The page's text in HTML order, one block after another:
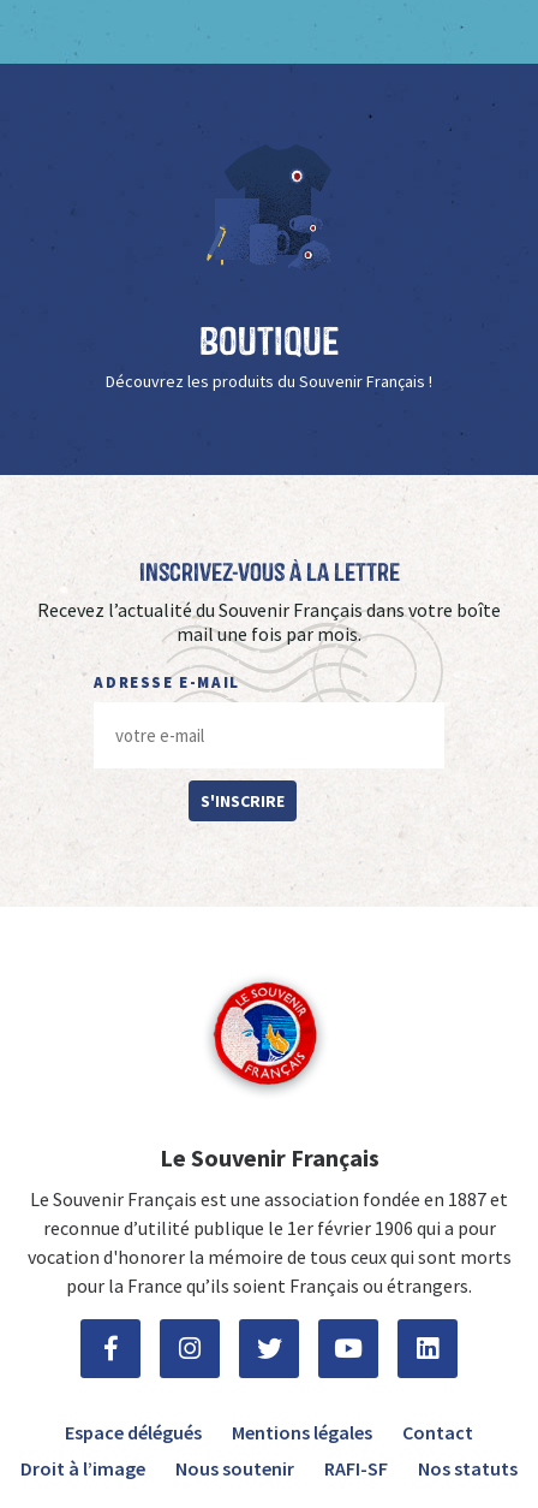
Boutique
Découvrez les produits du Souvenir Français !
Inscrivez-vous à La Lettre
Recevez l’actualité du Souvenir Français dans votre boîte
mail une fois par mois.
ADRESSE E-MAIL
S'INSCRIRE
Le Souvenir Français
Le Souvenir Français est une association fondée en 1887 et
reconnue d’utilité publique le 1er février 1906 qui a pour
vocation d'honorer la mémoire de tous ceux qui sont morts
pour la France qu’ils soient Français ou étrangers.
Espace délégués Mentions légales
Contact
Droit à l’image
Nous soutenir RAFI-SF Nos statuts